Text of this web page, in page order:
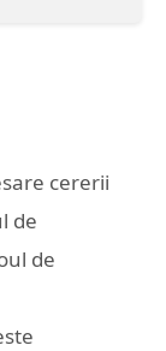
cererii
de
de